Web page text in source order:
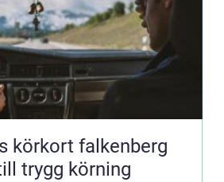
körkort falkenberg
trygg körning